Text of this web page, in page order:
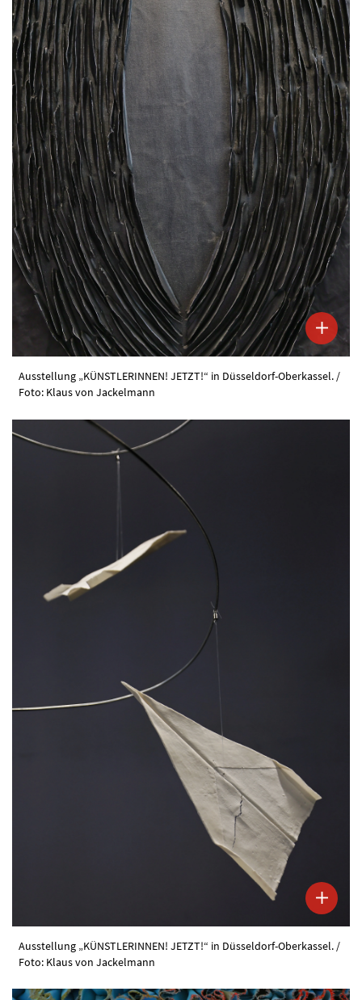
Ausstellung „KÜNSTLERINNEN! JETZT!“ in Düsseldorf-Oberkassel. /
Foto: Klaus von Jackelmann
Ausstellung „KÜNSTLERINNEN! JETZT!“ in Düsseldorf-Oberkassel. /
Foto: Klaus von Jackelmann